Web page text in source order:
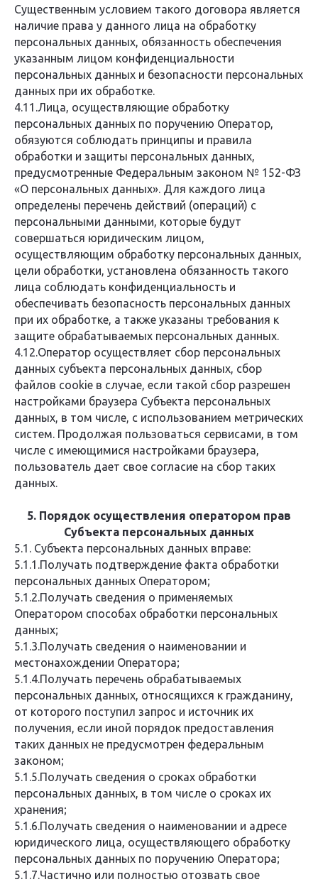
Существенным условием такого договора является
наличие права у данного лица на обработку
персональных данных, обязанность обеспечения
указанным лицом конфиденциальности
персональных данных и безопасности персональных
данных при их обработке.
4.11.Лица, осуществляющие обработку
персональных данных по поручению Оператор,
обязуются соблюдать принципы и правила
обработки и защиты персональных данных,
предусмотренные Федеральным законом № 152-ФЗ
«О персональных данных». Для каждого лица
определены перечень действий (операций) с
персональными данными, которые будут
совершаться юридическим лицом,
осуществляющим обработку персональных данных,
цели обработки, установлена обязанность такого
лица соблюдать конфиденциальность и
обеспечивать безопасность персональных данных
при их обработке, а также указаны требования к
защите обрабатываемых персональных данных.
4.12.Оператор осуществляет сбор персональных
данных субъекта персональных данных, сбор
файлов cookie в случае, если такой сбор разрешен
настройками браузера Субъекта персональных
данных, в том числе, с использованием метрических
систем. Продолжая пользоваться сервисами, в том
числе с имеющимися настройками браузера,
пользователь дает свое согласие на сбор таких
данных.
5. Порядок осуществления оператором прав
Субъекта персональных данных
5.1. Субъекта персональных данных вправе:
5.1.1.Получать подтверждение факта обработки
персональных данных Оператором;
5.1.2.Получать сведения о применяемых
Оператором способах обработки персональных
данных;
5.1.3.Получать сведения о наименовании и
местонахождении Оператора;
5.1.4.Получать перечень обрабатываемых
персональных данных, относящихся к гражданину,
от которого поступил запрос и источник их
получения, если иной порядок предоставления
таких данных не предусмотрен федеральным
законом;
5.1.5.Получать сведения о сроках обработки
персональных данных, в том числе о сроках их
хранения;
5.1.6.Получать сведения о наименовании и адресе
юридического лица, осуществляющего обработку
персональных данных по поручению Оператора;
5.1.7.Частично или полностью отозвать свое